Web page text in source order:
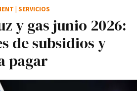
y gas junio 2026:
de subsidios y
pagar
SERVICIOS